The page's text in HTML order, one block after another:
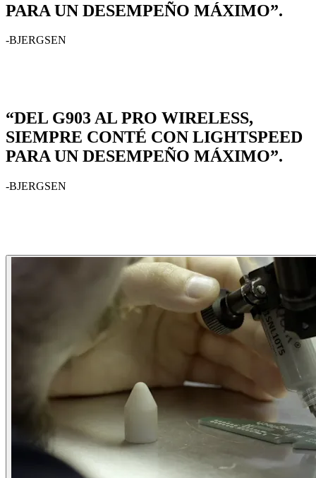
PARA UN DESEMPEÑO MÁXIMO”.
-BJERGSEN
“DEL G903 AL PRO WIRELESS,
SIEMPRE CONTÉ CON LIGHTSPEED
PARA UN DESEMPEÑO MÁXIMO”.
-BJERGSEN